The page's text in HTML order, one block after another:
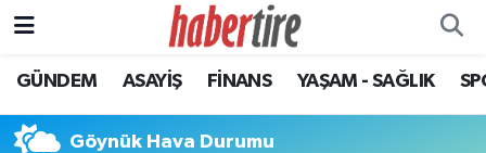
GÜNDEM ASAYİŞ FİNANS YAŞAM - SAĞLIK
Göynük Hava Durumu
Tire Nöbetçi Eczaneler
Tire Hava Durumu